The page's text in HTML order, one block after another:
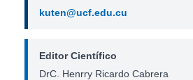
kuten@ucf.edu.cu
Editor Científico
DrC. Henrry Ricardo Cabrera